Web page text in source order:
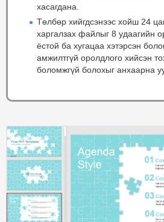
хасагдана.
Төлбөр хийгдсэнээс хойш 24
харгалзах файлыг 8 удаагийн
ёстой ба хугацаа хэтэрсэн
амжилтгүй оролдлого хийсэн
боломжгүй болохыг анхаарна